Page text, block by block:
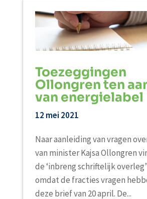
Toezeggingen
Ollongren ten
van energielabel
12 mei 2021
Naar aanleiding van vragen
van minister Kajsa Ollongren
de ‘inbreng schriftelijk
omdat de fracties vragen
deze brief van 20 april. De...